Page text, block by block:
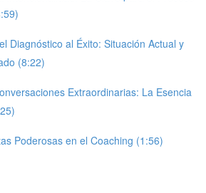
Diagnóstico al Éxito: Situación Actual y
(8:22)
Extraordinarias: La Esencia
Poderosas en el Coaching (1:56)